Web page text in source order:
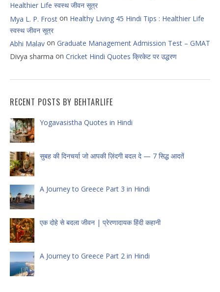
Healthier Life स्वस्थ जीवन सूत्र
Mya L. P. Frost on Healthy Living 45 Hindi Tips : Healthier Life
स्वस्थ जीवन सूत्र
Abhi Malav on Graduate Management Admission Test – GMAT
Divya sharma on Cricket Hindi Quotes क्रिकेट पर उद्धरण
RECENT POSTS BY BEHTARLIFE
Yogavasistha Quotes in Hindi
सुबह की दिनचर्या जो आपकी ज़िंदगी बदल दे — 7 सिद्ध आदतें
A Journey to Greece Part 3 in Hindi
एक दोहे से बदला जीवन | प्रेरणादायक हिंदी कहानी
A Journey to Greece Part 2 in Hindi